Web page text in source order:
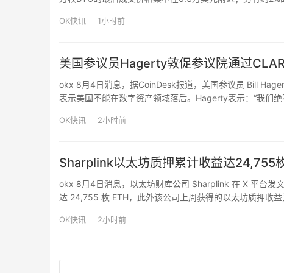
OK快讯 1小时前
美国参议员Hagerty敦促参议院通过
okx 8月4日消息，据CoinDesk报道，美国参议员 Bill
表示美国不能在数字资产领域落后。Hagerty表示：“我们
OK快讯 2小时前
Sharplink以太坊质押累计收益达24,755
okx 8月4日消息，以太坊财库公司 Sharplink 在 X 平台发
达 24,755 枚 ETH，此外该公司上周获得的以太坊质押收益
OK快讯 2小时前